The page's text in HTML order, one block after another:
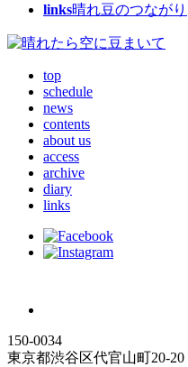
links晴れ豆のつながり
top
schedule
news
contents
about us
access
archive
diary
links
150-0034
東京都渋谷区代官山町20-20